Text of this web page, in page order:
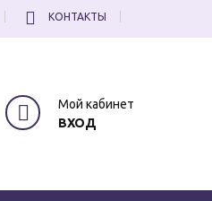
КОНТАКТЫ
Мой кабинет
ВХОД